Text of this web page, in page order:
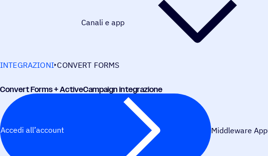
Canali e app
INTEGRAZIONI CONVERT FORMS
Convert Forms + ActiveCampaign integrazione
Accedi all’account Middleware App